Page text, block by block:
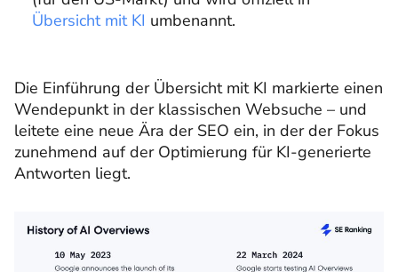
Übersicht mit KI umbenannt.
Die Einführung der Übersicht mit KI markierte einen
Wendepunkt in der klassischen Websuche – und
leitete eine neue Ära der SEO ein, in der der Fokus
zunehmend auf der Optimierung für KI-generierte
Antworten liegt.